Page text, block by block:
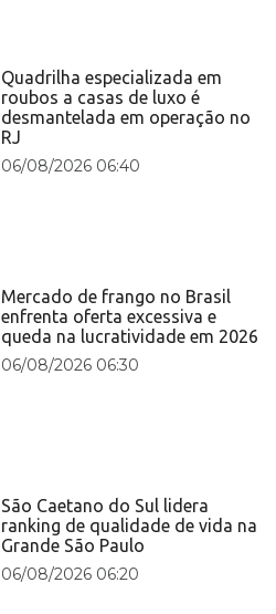
Quadrilha especializada em
roubos a casas de luxo é
desmantelada em operação no
RJ
06/08/2026 06:40
Mercado de frango no Brasil
enfrenta oferta excessiva e
queda na lucratividade em 2026
06/08/2026 06:30
São Caetano do Sul lidera
ranking de qualidade de vida na
Grande São Paulo
06/08/2026 06:20